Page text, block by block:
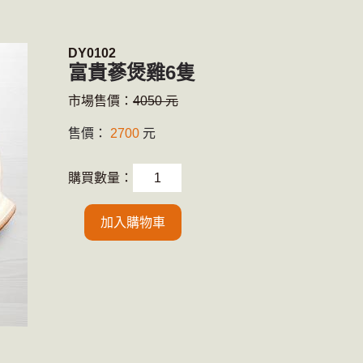
DY0102
富貴蔘煲雞6隻
市場售價： 4050 元
售價： 2700 元
購買數量：